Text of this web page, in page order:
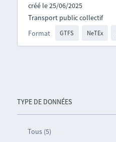
TYPE DE DONNÉES
Tous (5)
créé le 25/06/2025
Format GTFS NeTEx
Transport public collectif